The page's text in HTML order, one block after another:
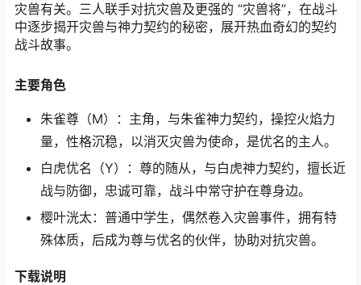
灾兽有关。三人联手对抗灾兽及更强的 “灾兽将”，在战斗
中逐步揭开灾兽与神力契约的秘密，展开热血奇幻的契约
战斗故事。
主要角色
朱雀尊（M）：主角，与朱雀神力契约，操控火焰力
量，性格沉稳，以消灭灾兽为使命，是优名的主人。
白虎优名（Y）：尊的随从，与白虎神力契约，擅长近
战与防御，忠诚可靠，战斗中常守护在尊身边。
樱叶洸太：普通中学生，偶然卷入灾兽事件，拥有特
殊体质，后成为尊与优名的伙伴，协助对抗灾兽。
下载说明